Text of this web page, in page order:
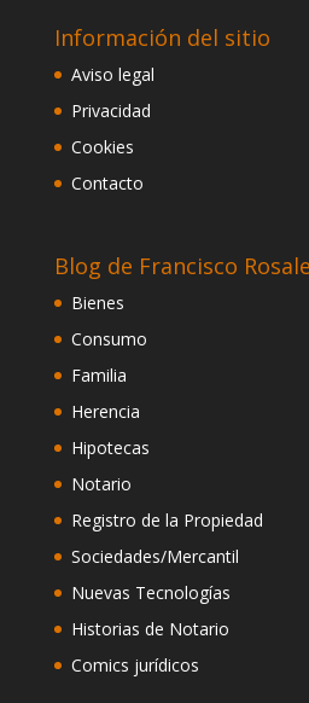
Información del sitio
Aviso legal
Privacidad
Cookies
Contacto
Blog de Francisco
Bienes
Consumo
Familia
Herencia
Hipotecas
Notario
Registro de la Propiedad
Sociedades/Mercantil
Nuevas Tecnologías
Historias de Notario
Comics jurídicos